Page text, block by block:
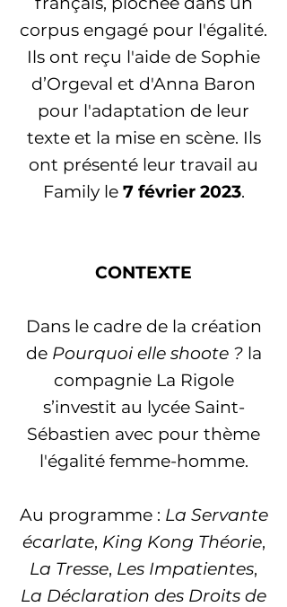
corpus engagé pour l'égalité.
Ils ont reçu l'aide de Sophie
d’Orgeval et d'Anna Baron
pour l'adaptation de leur
texte et la mise en scène. Ils
ont présenté leur travail au
Family le 7 février 2023.
CONTEXTE
Dans le cadre de la création
de Pourquoi elle shoote ? la
compagnie La Rigole
s’investit au lycée Saint-
Sébastien avec pour thème
l'égalité femme-homme.
Au programme : La Servante
écarlate, King Kong Théorie,
La Tresse, Les Impatientes,
La Déclaration des Droits de